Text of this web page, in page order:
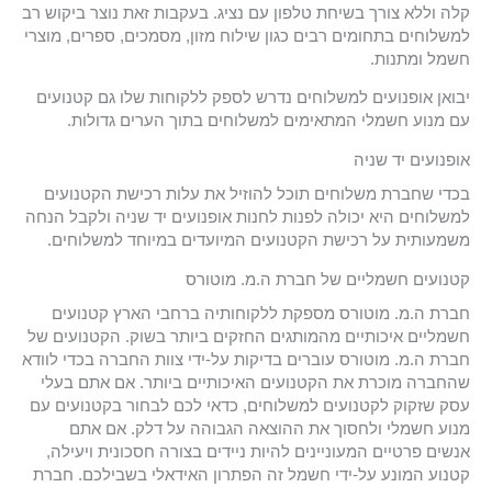
קלה וללא צורך בשיחת טלפון עם נציג. בעקבות זאת נוצר ביקוש רב
למשלוחים בתחומים רבים כגון שילוח מזון, מסמכים, ספרים, מוצרי
חשמל ומתנות.
יבואן אופנועים למשלוחים נדרש לספק ללקוחות שלו גם קטנועים
עם מנוע חשמלי המתאימים למשלוחים בתוך הערים גדולות.
אופנועים יד שניה
בכדי שחברת משלוחים תוכל להוזיל את עלות רכישת הקטנועים
למשלוחים היא יכולה לפנות לחנות אופנועים יד שניה ולקבל הנחה
משמעותית על רכישת הקטנועים המיועדים במיוחד למשלוחים.
קטנועים חשמליים של חברת ה.מ. מוטורס
חברת ה.מ. מוטורס מספקת ללקוחותיה ברחבי הארץ קטנועים
חשמליים איכותיים מהמותגים החזקים ביותר בשוק. הקטנועים של
חברת ה.מ. מוטורס עוברים בדיקות על-ידי צוות החברה בכדי לוודא
שהחברה מוכרת את הקטנועים האיכותיים ביותר. אם אתם בעלי
עסק שזקוק לקטנועים למשלוחים, כדאי לכם לבחור בקטנועים עם
מנוע חשמלי ולחסוך את ההוצאה הגבוהה על דלק. אם אתם
אנשים פרטיים המעוניינים להיות ניידים בצורה חסכונית ויעילה,
קטנוע המונע על-ידי חשמל זה הפתרון האידאלי בשבילכם. חברת